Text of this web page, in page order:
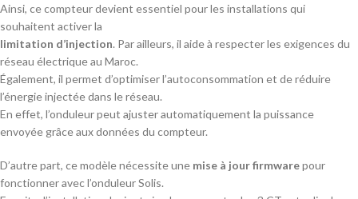
Ainsi, ce compteur devient essentiel pour les installations qui
souhaitent activer la
limitation d’injection. Par ailleurs, il aide à respecter les exigences du
réseau électrique au Maroc.
Également, il permet d’optimiser l’autoconsommation et de réduire
l’énergie injectée dans le réseau.
En effet, l’onduleur peut ajuster automatiquement la puissance
envoyée grâce aux données du compteur.
D’autre part, ce modèle nécessite une mise à jour firmwarepour
fonctionner avec l’onduleur Solis.